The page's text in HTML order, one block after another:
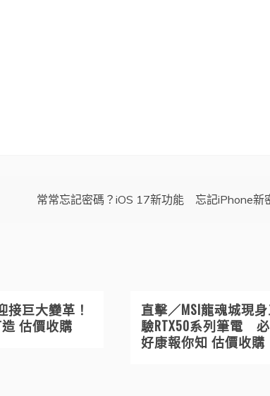
常常忘記密碼？iOS 17新功能 忘記iPhone新
接巨大變革！
估價收購
直擊／MSI龍魂城現
驗RTX50系列筆電
好康報你知 估價收購